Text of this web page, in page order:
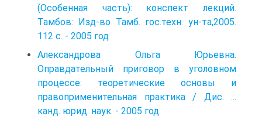
(Особенная часть): конспект лекций.
Тамбов: Изд-во Тамб. гос.техн. ун-та,2005.
112 с. - 2005 год
Александрова Ольга Юрьевна.
Оправдательный приговор в уголовном
процессе: теоретические основы и
правоприменительная практика / Дис. ...
канд. юрид. наук. - 2005 год